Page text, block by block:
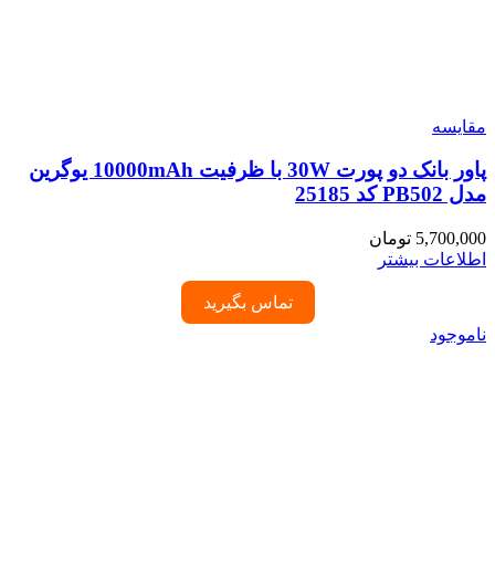
مقایسه
پاور بانک دو پورت 30W با ظرفیت 10000mAh یوگرین
مدل PB502 کد 25185
5,700,000 تومان
اطلاعات بیشتر
تماس بگیرید
ناموجود